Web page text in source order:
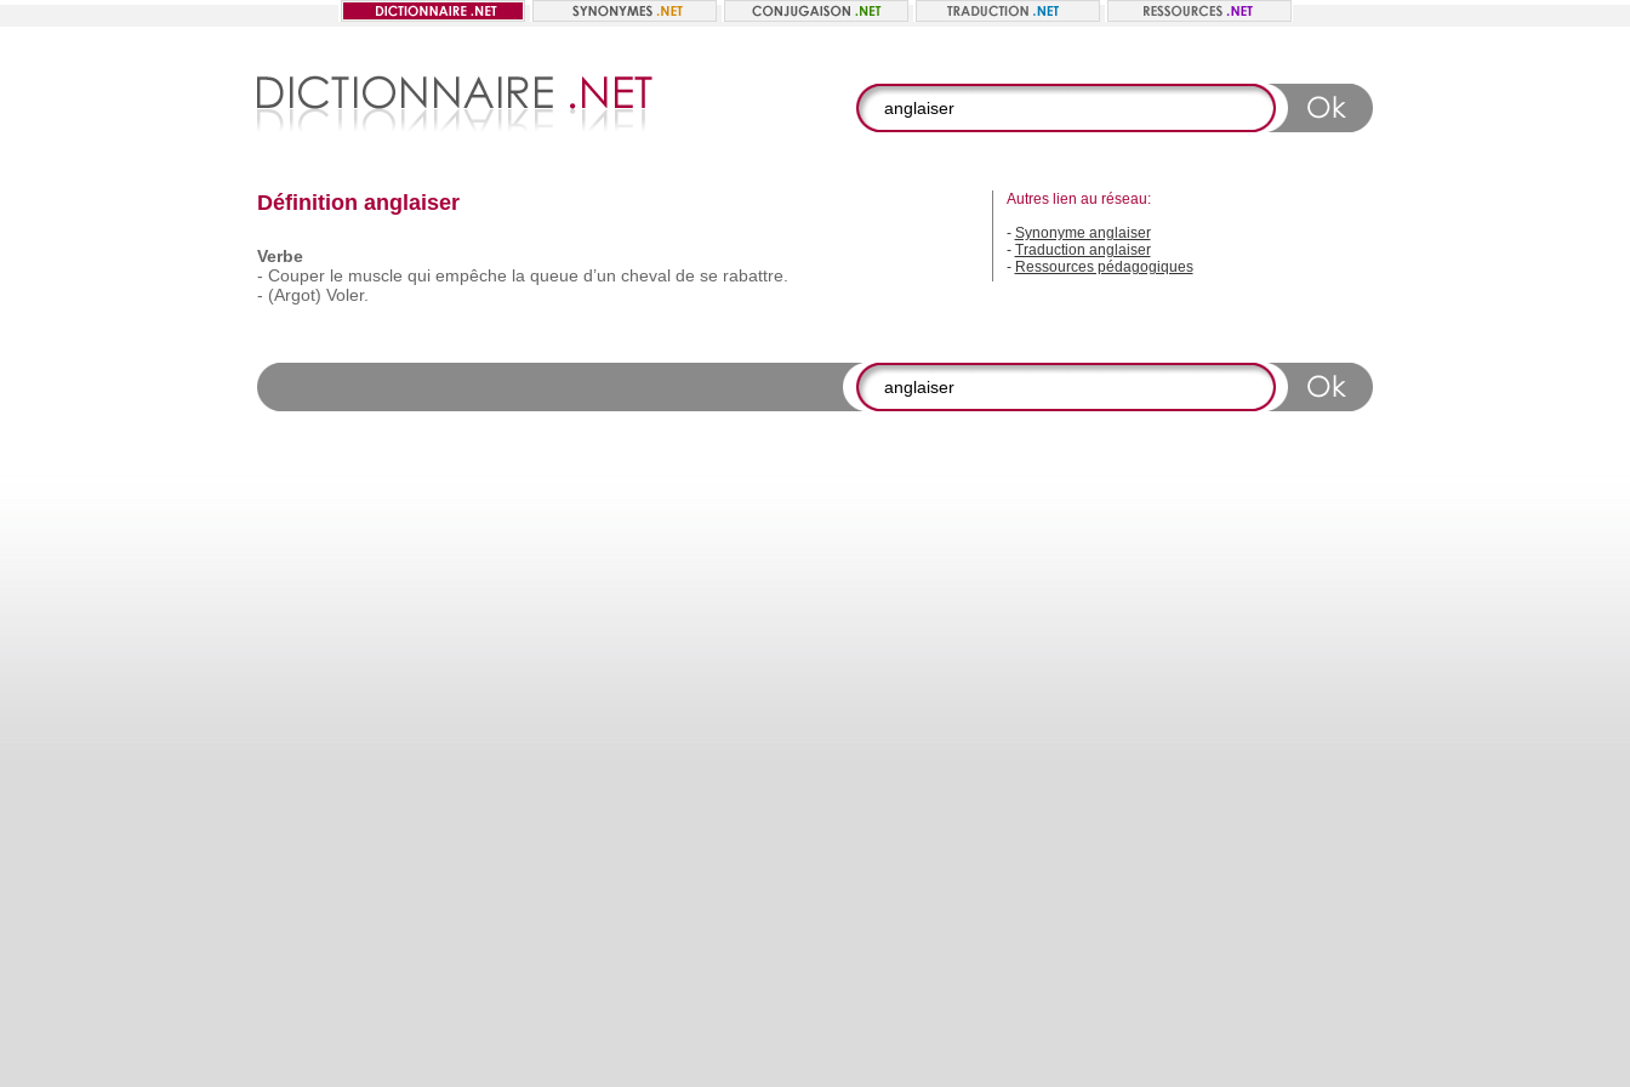
Définition anglaiser
Verbe
- Couper le muscle qui empêche la queue d’un cheval de se rabattre.
- (Argot) Voler.
Autres lien au réseau:
- Synonyme anglaiser
- Traduction anglaiser
- Ressources pédagogiques